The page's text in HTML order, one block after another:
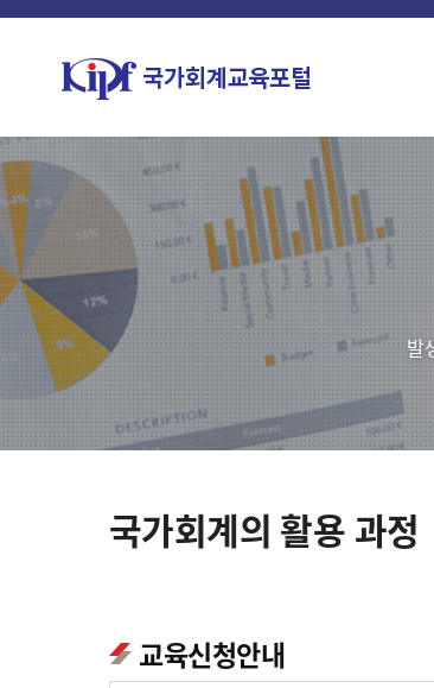
발
국가회계의 활용 과정
교육신청안내